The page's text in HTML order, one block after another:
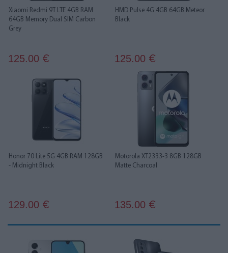
Xiaomi Redmi 9T LTE 4GB RAM
64GB Memory Dual SIM Carbon
Grey
125.00 €
HMD Pulse 4G 4GB 64GB Meteor
Black
125.00 €
Honor 70 Lite 5G 4GB RAM 128GB
- Midnight Black
129.00 €
Motorola XT2333-3 8GB 128GB
Matte Charcoal
135.00 €